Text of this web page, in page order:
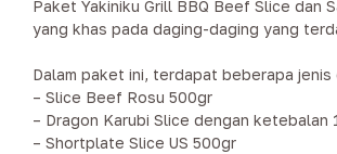
Paket Yakiniku Grill BBQ Beef Slice dan
yang khas pada daging-daging yang
Dalam paket ini, terdapat beberapa
– Slice Beef Rosu 500gr
– Dragon Karubi Slice dengan ketebalan
– Shortplate Slice US 500gr